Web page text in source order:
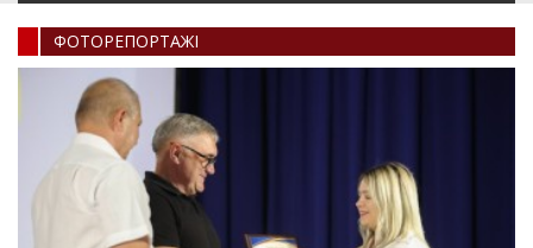
ФОТОРЕПОРТАЖI